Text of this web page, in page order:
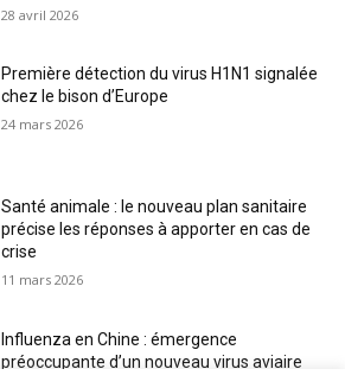
28 avril 2026
Première détection du virus H1N1 signalée
chez le bison d’Europe
24 mars 2026
Santé animale : le nouveau plan sanitaire
précise les réponses à apporter en cas de
crise
11 mars 2026
Influenza en Chine : émergence
préoccupante d’un nouveau virus aviaire